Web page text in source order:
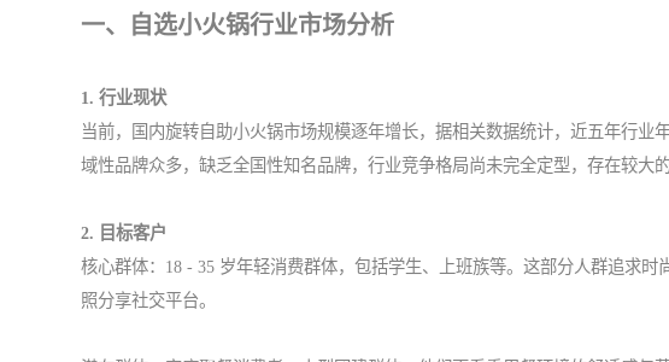
一、自选小火锅行业市场分析
1. 行业现状
当前，国内旋转自助小火锅市场规模逐年增长，据相关数据统计，近五年行业
域性品牌众多，缺乏全国性知名品牌，行业竞争格局尚未完全定型，存在较大的
2. 目标客户
核心群体：18 - 35 岁年轻消费群体，包括学生、上班族等。这部分人群追求
照分享社交平台。